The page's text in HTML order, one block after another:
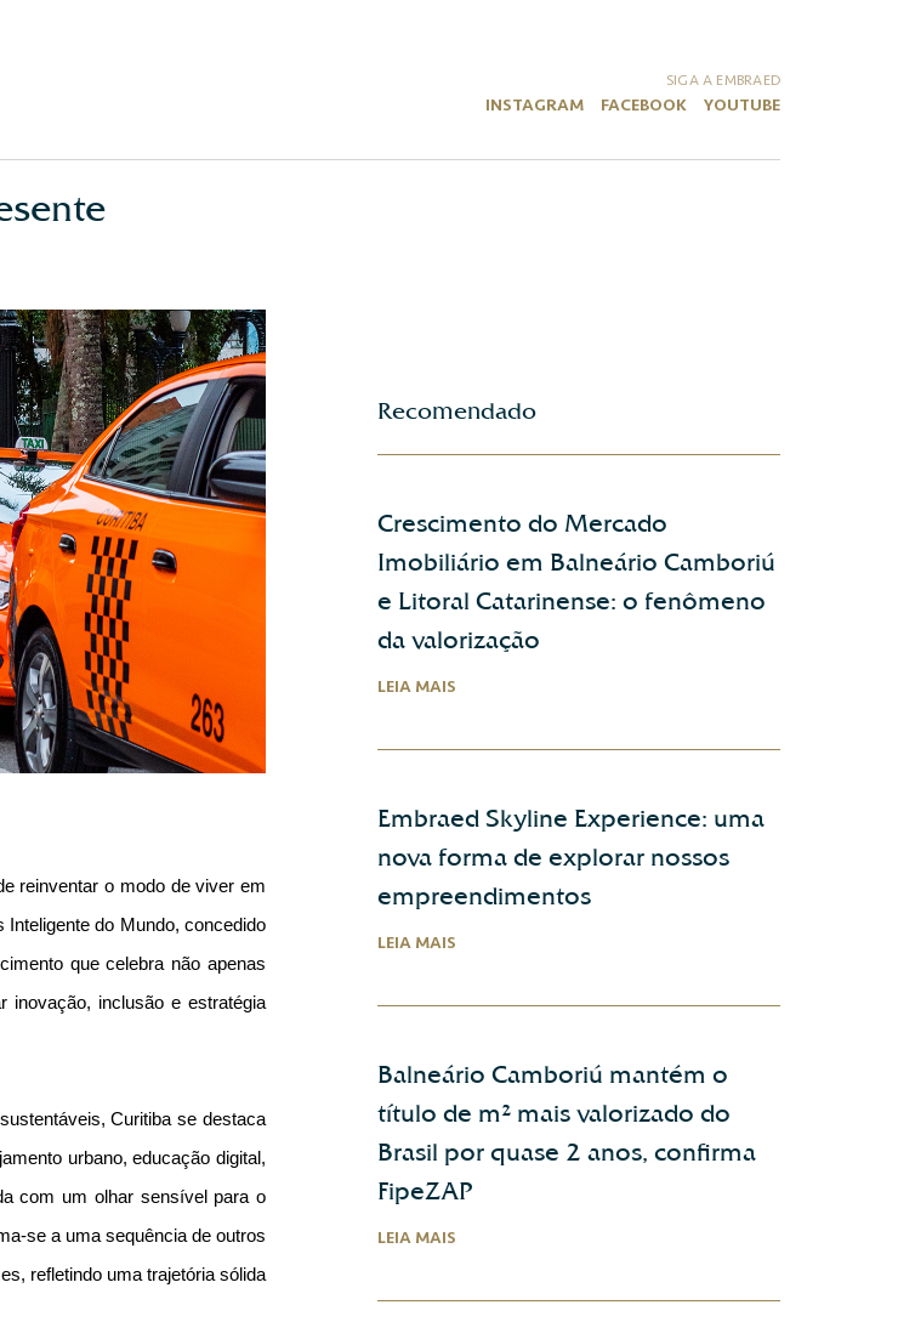
SIGA A EMBRAED
INSTAGRAM FACEBOOK YOUTUBE
reinventar o modo de viver em
do Mundo, concedido
que celebra não apenas
inovação, inclusão e estratégia
Curitiba se destaca
urbano, educação digital,
com um olhar sensível para o
se a uma sequência de outros
refletindo uma trajetória sólida
Recomendado
Crescimento do Mercado
Imobiliário em Balneário Camboriú
e Litoral Catarinense: o fenômeno
da valorização
LEIA MAIS
Embraed Skyline Experience: uma
nova forma de explorar nossos
empreendimentos
LEIA MAIS
Balneário Camboriú mantém o
título de m² mais valorizado do
Brasil por quase 2 anos, confirma
FipeZAP
LEIA MAIS